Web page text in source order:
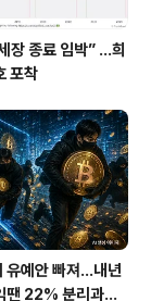
장 종료 임박” …희
포착
유예안 빠져...내년
땐 22% 분리과세